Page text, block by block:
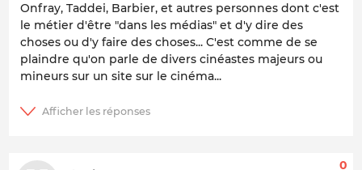
Onfray, Taddei, Barbier, et autres personnes dont c'est
le métier d'être "dans les médias" et d'y dire des
choses ou d'y faire des choses... C'est comme de se
plaindre qu'on parle de divers cinéastes majeurs ou
mineurs sur un site sur le cinéma...
0